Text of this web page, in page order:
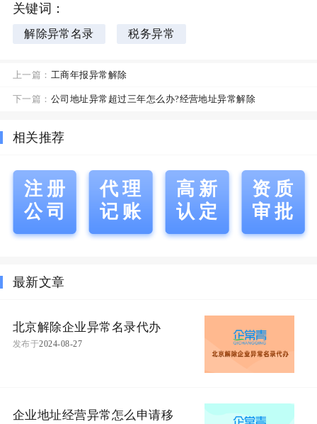
关键词：
解除异常名录 税务异常
上一篇： 工商年报异常解除
下一篇： 公司地址异常超过三年怎么办?经营地址异常解除
相关推荐
注册
公司
代理
记账
高新
认定
资质
审批
最新文章
北京解除企业异常名录代办
发布于2024-08-27
企业地址经营异常怎么申请移